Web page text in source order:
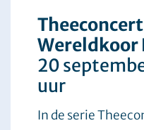
Wereldkoor
20
uur
In de serie